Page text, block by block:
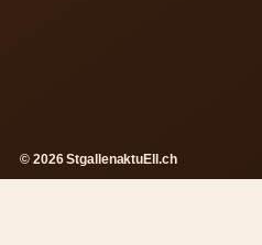
© 2026 StgallenaktuEll.ch